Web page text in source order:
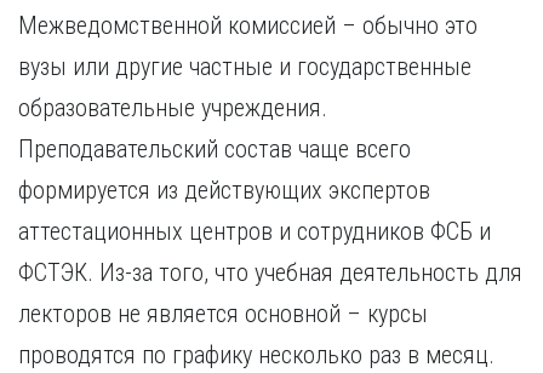
Межведомственной комиссией – обычно это
вузы или другие частные и государственные
образовательные учреждения.
Преподавательский состав чаще всего
формируется из действующих экспертов
аттестационных центров и сотрудников ФСБ и
ФСТЭК. Из-за того, что учебная деятельность для
лекторов не является основной – курсы
проводятся по графику несколько раз в месяц.